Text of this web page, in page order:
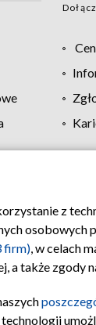
prywatności
z
osobowych
firm), w celach
a także